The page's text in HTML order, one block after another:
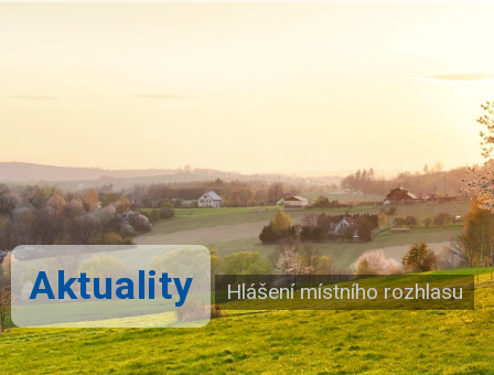
Aktuality Hlášení místního rozhlasu